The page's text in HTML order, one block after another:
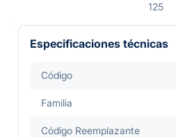
125
Especificaciones técnicas
Código
Familia
Código Reemplazante